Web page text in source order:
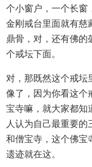
个小窗户，一个长窗
金刚戒台里面就有慈
鼎骨，对，还有佛的
个戒坛下面。
对，那既然这个戒坛
像了，因为你看这个
宝寺嘛，就大家都知
人认为自己最重要
和僧宝寺，这个佛宝
遗迹就在这。